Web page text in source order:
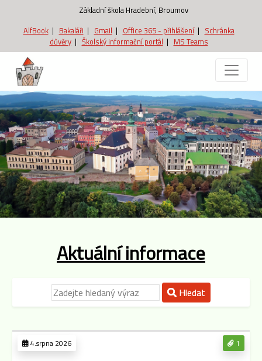
Základní škola Hradební, Broumov
AlfBook| Bakaláři | Gmail | Office 365 - přihlášení| Schránka
důvěry| Školský informační portál | MS Teams
Aktuální informace
Hledat
1
4.srpna 2026